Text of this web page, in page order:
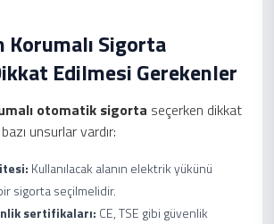
Korumalı Sigorta
Edilmesi Gerekenler
otomatik sigorta seçerken dikkat
unsurlar vardır:
Kullanılacak alanın elektrik yükünü
sigorta seçilmelidir.
sertifikaları: CE, TSE gibi güvenlik